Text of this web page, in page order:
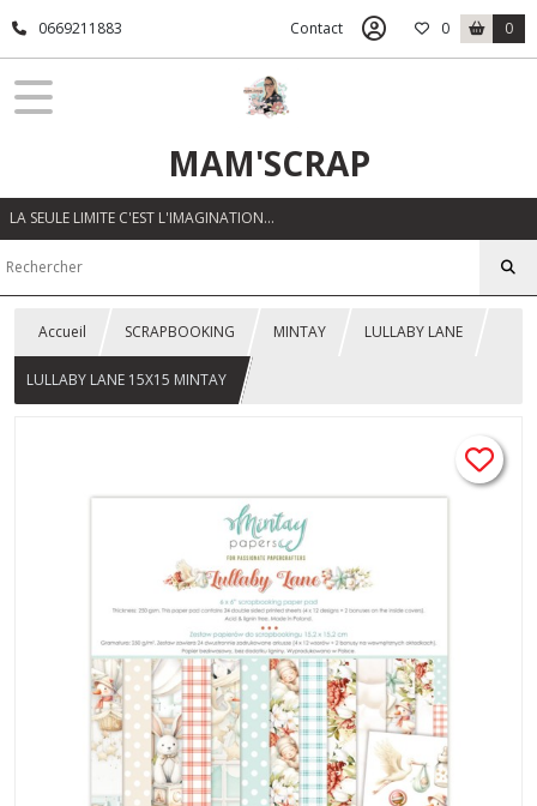
0669211883 Contact 0 0
MAM'SCRAP
LA SEULE LIMITE C'EST L'IMAGINATION…
Accueil SCRAPBOOKING MINTAY LULLABY LANE
LULLABY LANE 15X15 MINTAY